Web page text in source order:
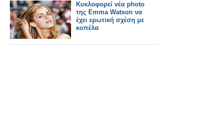
Κυκλοφορεί νέα photo
της Emma Watson να
έχει ερωτική σχέση με
κοπέλα